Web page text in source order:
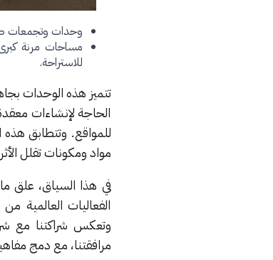
وحدات وتجمعات
مساحات مرنة
للاستراحة.
تتميز هذه الوحدات
الحاجة لإنشاءات
للمواقع. وتتطابق هذه
مواد ومكونات تقلل
في هذا السياق، علق
الفعاليات العالمية
مرافقتنا، مع دمج